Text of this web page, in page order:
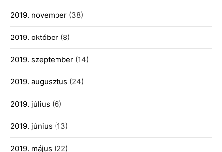
2019. november (38)
2019. október (8)
2019. szeptember (14)
2019. augusztus (24)
2019. július (6)
2019. június (13)
2019. május (22)